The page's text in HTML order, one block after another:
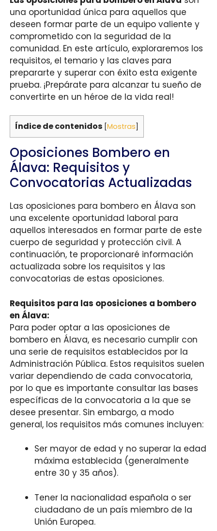
una oportunidad única para aquellos que
deseen formar parte de un equipo valiente y
comprometido con la seguridad de la
comunidad. En este artículo, exploraremos los
requisitos, el temario y las claves para
prepararte y superar con éxito esta exigente
prueba. ¡Prepárate para alcanzar tu sueño de
convertirte en un héroe de la vida real!
Índice de contenidos [Mostras]
Oposiciones Bombero en
Álava: Requisitos y
Convocatorias Actualizadas
Las oposiciones para bombero en Álava son
una excelente oportunidad laboral para
aquellos interesados en formar parte de este
cuerpo de seguridad y protección civil. A
continuación, te proporcionaré información
actualizada sobre los requisitos y las
convocatorias de estas oposiciones.
Requisitos para las oposiciones a bombero
en Álava:
Para poder optar a las oposiciones de
bombero en Álava, es necesario cumplir con
una serie de requisitos establecidos por la
Administración Pública. Estos requisitos suelen
variar dependiendo de cada convocatoria,
por lo que es importante consultar las bases
específicas de la convocatoria a la que se
desee presentar. Sin embargo, a modo
general, los requisitos más comunes incluyen:
Ser mayor de edad y no superar la edad
máxima establecida (generalmente
entre 30 y 35 años).
Tener la nacionalidad española o ser
ciudadano de un país miembro de la
Unión Europea.